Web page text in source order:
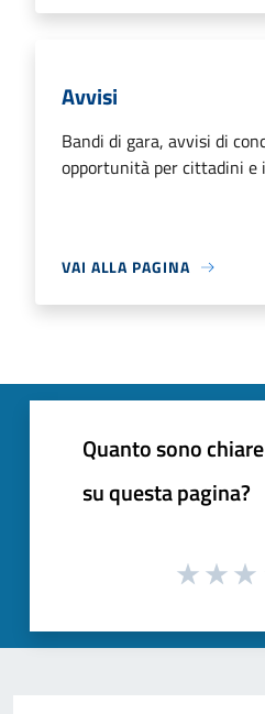
Avvisi
Bandi di gara, avvisi di
opportunità per cittadini e
VAI ALLA PAGINA
Quanto sono
su questa pagina?